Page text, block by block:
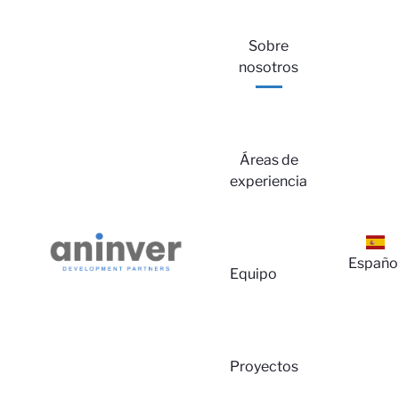
Sobre
nosotros
Áreas de
experiencia
Equipo
Proyectos